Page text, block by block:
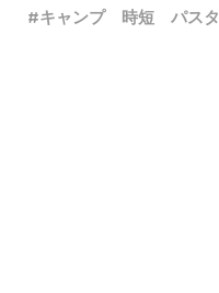
キャンプ 時短 パスタ